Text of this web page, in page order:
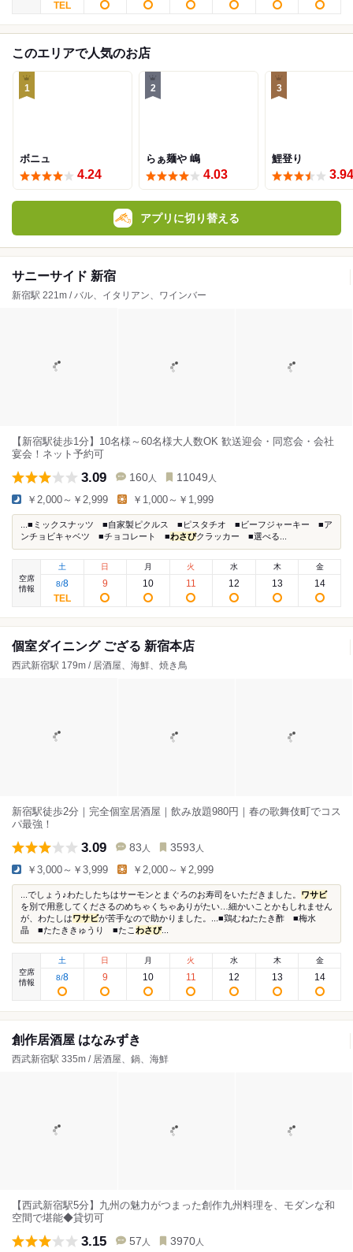
このエリアで人気のお店
1
ボニュ
4.24
2
らぁ麺や 嶋
4.03
3
鯉登り
3.94
アプリに切り替える
サニーサイド 新宿
新宿駅 221m / バル、イタリアン、ワインバー
【新宿駅徒歩1分】10名様～60名様大人数OK 歓送迎会・同窓会・会社
宴会！ネット予約可
3.09 160 人 11049 人
￥2,000～￥2,999 ￥1,000～￥1,999
...■ミックスナッツ ■自家製ピクルス ■ピスタチオ ■ビーフジャーキー ■ア
ンチョビキャベツ ■チョコレート ■わさびクラッカー ■選べる...
空席
情報
土
8/8
日
9
月
10
火
11
水
12
木
13
金
14
個室ダイニング ござる 新宿本店
西武新宿駅 179m / 居酒屋、海鮮、焼き鳥
新宿駅徒歩2分｜完全個室居酒屋｜飲み放題980円｜春の歌舞伎町でコス
パ最強！
3.09 83 人 3593 人
￥3,000～￥3,999 ￥2,000～￥2,999
...でしょう♪わたしたちはサーモンとまぐろのお寿司をいただきました。 ワサビ
を別で用意してくださるのめちゃくちゃありがたい…細かいことかもしれません
が、わたしはワサビが苦手なので助かりました。...■鶏むねたたき酢 ■梅水
晶 ■たたききゅうり ■たこ わさび...
空席
情報
土
8/8
日
9
月
10
火
11
水
12
木
13
金
14
創作居酒屋 はなみずき
西武新宿駅 335m / 居酒屋、鍋、海鮮
【西武新宿駅5分】九州の魅力がつまった創作九州料理を、モダンな和
空間で堪能◆貸切可
3.15 57 人 3970 人